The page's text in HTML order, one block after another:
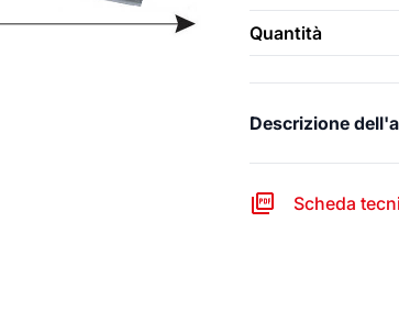
Quantità
Descrizione
Scheda